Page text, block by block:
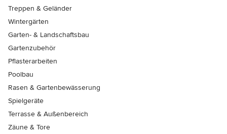
Treppen & Geländer
Wintergärten
Garten- & Landschaftsbau
Gartenzubehör
Pflasterarbeiten
Poolbau
Rasen & Gartenbewässerung
Spielgeräte
Terrasse & Außenbereich
Zäune & Tore